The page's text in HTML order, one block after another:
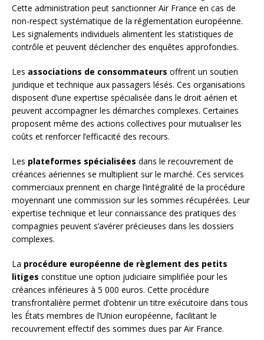
Cette administration peut sanctionner Air France en cas de
non-respect systématique de la réglementation européenne.
Les signalements individuels alimentent les statistiques de
contrôle et peuvent déclencher des enquêtes approfondies.
Les associations de consommateurs offrent un soutien
juridique et technique aux passagers lésés. Ces organisations
disposent d’une expertise spécialisée dans le droit aérien et
peuvent accompagner les démarches complexes. Certaines
proposent même des actions collectives pour mutualiser les
coûts et renforcer l’efficacité des recours.
Les plateformes spécialisées dans le recouvrement de
créances aériennes se multiplient sur le marché. Ces services
commerciaux prennent en charge l’intégralité de la procédure
moyennant une commission sur les sommes récupérées. Leur
expertise technique et leur connaissance des pratiques des
compagnies peuvent s’avérer précieuses dans les dossiers
complexes.
La procédure européenne de règlement des petits
litiges constitue une option judiciaire simplifiée pour les
créances inférieures à 5 000 euros. Cette procédure
transfrontalière permet d’obtenir un titre exécutoire dans tous
les États membres de l’Union européenne, facilitant le
recouvrement effectif des sommes dues par Air France.